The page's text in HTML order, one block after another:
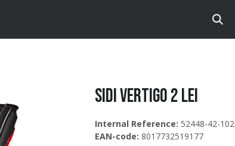
Sidi Vertigo 2 Lei
Internal Reference: 52448-42-102
EAN-code: 8017732519177